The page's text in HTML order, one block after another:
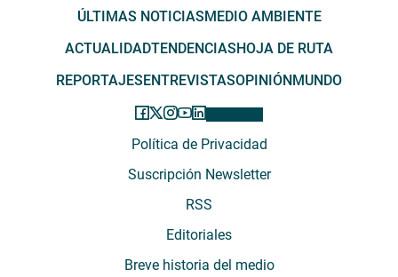
ÚLTIMAS NOTICIAS MEDIO AMBIENTE
ACTUALIDADTENDENCIAS HOJA DE RUTA
REPORTAJES ENTREVISTASOPINIÓN MUNDO
Política de Privacidad
Suscripción Newsletter
RSS
Editoriales
Breve historia del medio